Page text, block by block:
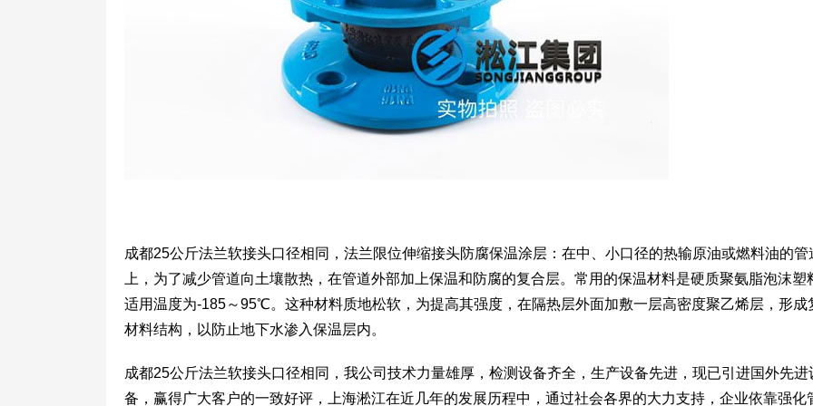
成都25公斤法兰软接头口径相同，法兰限位伸缩接头防腐保温涂层：在中、小口径的热输原油或燃料油的管
上，为了减少管道向土壤散热，在管道外部加上保温和防腐的复合层。常用的保温材料是硬质聚氨脂泡沫塑
适用温度为-185～95℃。这种材料质地松软，为提高其强度，在隔热层外面加敷一层高密度聚乙烯层，形成
材料结构，以防止地下水渗入保温层内。
成都25公斤法兰软接头口径相同，我公司技术力量雄厚，检测设备齐全，生产设备先进，现已引进国外先进
备，赢得广大客户的一致好评，上海淞江在近几年的发展历程中，通过社会各界的大力支持，企业依靠强化